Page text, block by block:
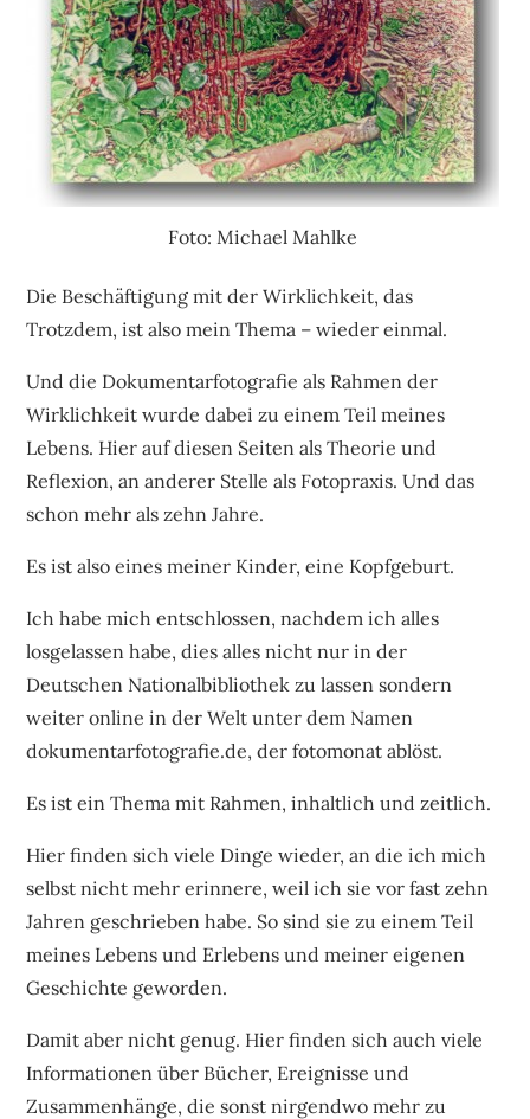
Foto: Michael Mahlke
Die Beschäftigung mit der Wirklichkeit, das
Trotzdem, ist also mein Thema – wieder einmal.
Und die Dokumentarfotografie als Rahmen der
Wirklichkeit wurde dabei zu einem Teil meines
Lebens. Hier auf diesen Seiten als Theorie und
Reflexion, an anderer Stelle als Fotopraxis. Und das
schon mehr als zehn Jahre.
Es ist also eines meiner Kinder, eine Kopfgeburt.
Ich habe mich entschlossen, nachdem ich alles
losgelassen habe, dies alles nicht nur in der
Deutschen Nationalbibliothek zu lassen sondern
weiter online in der Welt unter dem Namen
dokumentarfotografie.de, der fotomonat ablöst.
Es ist ein Thema mit Rahmen, inhaltlich und zeitlich.
Hier finden sich viele Dinge wieder, an die ich mich
selbst nicht mehr erinnere, weil ich sie vor fast zehn
Jahren geschrieben habe. So sind sie zu einem Teil
meines Lebens und Erlebens und meiner eigenen
Geschichte geworden.
Damit aber nicht genug. Hier finden sich auch viele
Informationen über Bücher, Ereignisse und
Zusammenhänge, die sonst nirgendwo mehr zu